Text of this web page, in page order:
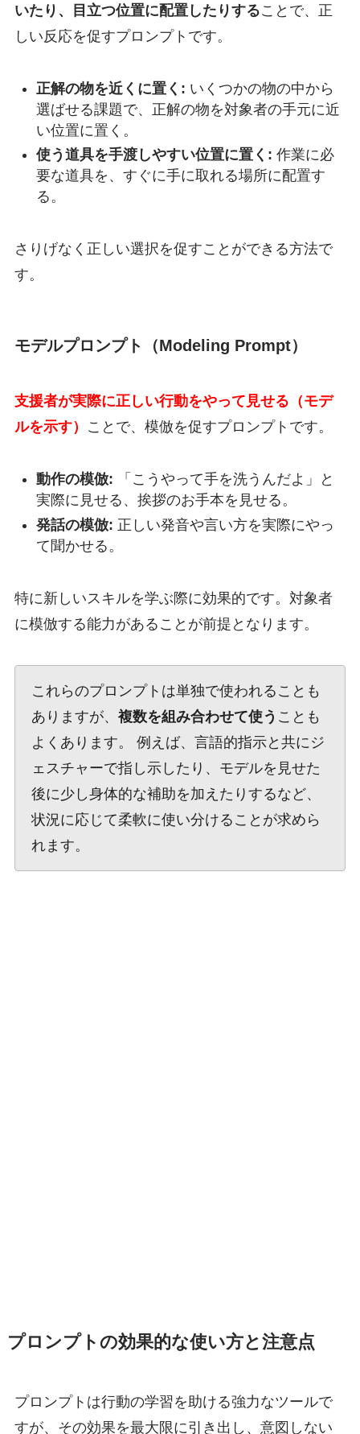
いたり、目立つ位置に配置したりすることで、正
しい反応を促すプロンプトです。
正解の物を近くに置く: いくつかの物の中から
選ばせる課題で、正解の物を対象者の手元に近
い位置に置く。
使う道具を手渡しやすい位置に置く: 作業に必
要な道具を、すぐに手に取れる場所に配置す
る。
さりげなく正しい選択を促すことができる方法で
す。
モデルプロンプト（Modeling Prompt）
支援者が実際に正しい行動をやって見せる（モデ
ルを示す）
ことで、模倣を促すプロンプトです。
動作の模倣: 「こうやって手を洗うんだよ」と
実際に見せる、挨拶のお手本を見せる。
発話の模倣: 正しい発音や言い方を実際にやっ
て聞かせる。
特に新しいスキルを学ぶ際に効果的です。対象者
に模倣する能力があることが前提となります。
これらのプロンプトは単独で使われることも
ありますが、 複数を組み合わせて使う ことも
よくあります。 例えば、言語的指示と共にジ
ェスチャーで指し示したり、モデルを見せた
後に少し身体的な補助を加えたりするなど、
状況に応じて柔軟に使い分けることが求めら
れます。
プロンプトの効果的な使い方と注意点
プロンプトは行動の学習を助ける強力なツールで
すが、その効果を最大限に引き出し、意図しない